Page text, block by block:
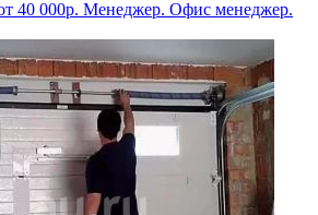
40 000р. Менеджер. Офис менеджер.